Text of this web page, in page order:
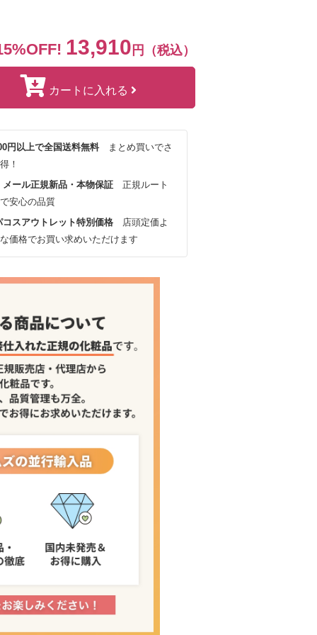
13,910 円（税込）
カートに入れる
円以上で全国送料無料まとめ買いでさ
！
ール正規新品・本物保証 正規ルート
安心の品質
スアウトレット特別価格 店頭定価よ
価格でお買い求めいただけます